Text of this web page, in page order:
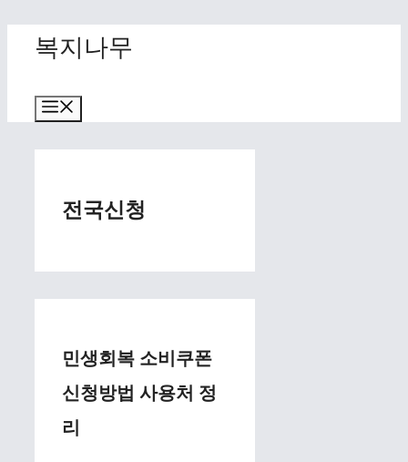
content
복지나무
전국신청
민생회복 소비쿠폰
신청방법 사용처 정
리